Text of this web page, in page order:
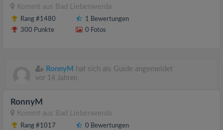
Kommt aus Bad Liebenwerda
Rang #1480
300 Punkte
1 Bewertungen
0 Fotos
RonnyM hat sich als Guide angemeldet
vor 14 Jahren
RonnyM
Kommt aus Bad Liebenwerda
Rang #1017
0 Bewertungen